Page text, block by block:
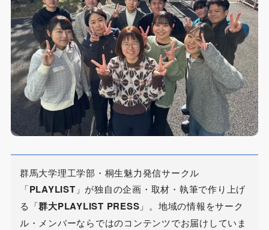
群馬大学理工学部・桐生魅力発信サークル
「PLAYLIST 」が独自の企画・取材・執筆で作り上げ
る「群大PLAYLIST PRESS 」。地域の情報をサーク
ル・メンバーならではのコンテンツでお届けしていま